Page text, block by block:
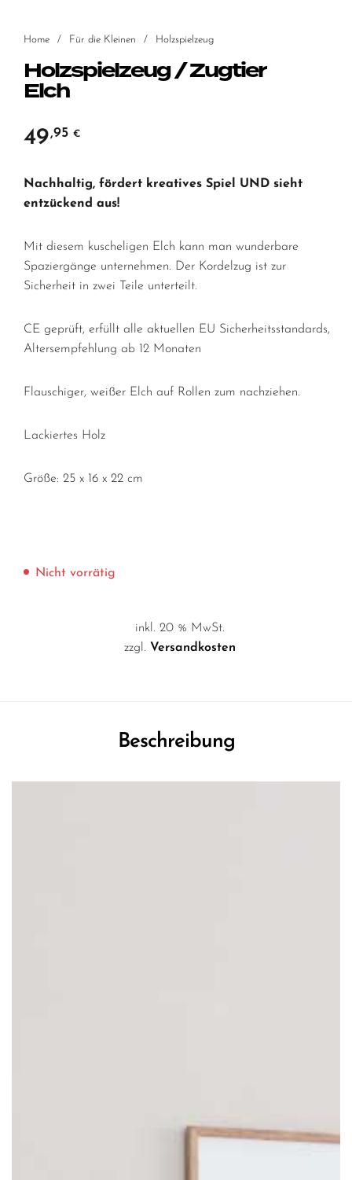
Home / Für die Kleinen / Holzspielzeug
Holzspielzeug / Zugtier
Elch
49,95 €
Nachhaltig, fördert kreatives Spiel UND sieht
entzückend aus!
Mit diesem kuscheligen Elch kann man wunderbare
Spaziergänge unternehmen. Der Kordelzug ist zur
Sicherheit in zwei Teile unterteilt.
CE geprüft, erfüllt alle aktuellen EU Sicherheitsstandards,
Altersempfehlung ab 12 Monaten
Flauschiger, weißer Elch auf Rollen zum nachziehen.
Lackiertes Holz
Größe: 25 x 16 x 22 cm
Nicht vorrätig
inkl. 20 % MwSt.
zzgl. Versandkosten
Beschreibung